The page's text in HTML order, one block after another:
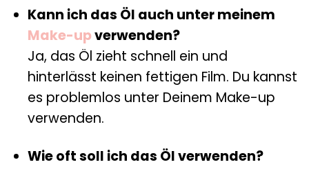
Kann ich das Öl auch unter meinem
Make-upverwenden?
Ja, das Öl zieht schnell ein und
hinterlässt keinen fettigen Film. Du kannst
es problemlos unter Deinem Make-up
verwenden.
Wie oft soll ich das Öl verwenden?